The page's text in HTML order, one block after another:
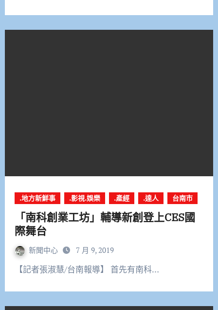
.地方新鮮事 .影視.娛樂 .產經 .達人 台南市
「南科創業工坊」輔導新創登上CES國
際舞台
新聞中心 7 月 9, 2019
【記者張淑慧/台南報導】 首先有南科…